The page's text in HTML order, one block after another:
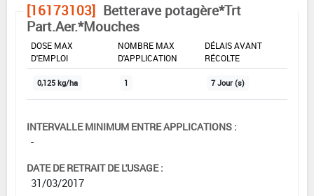
[16173103] Betterave potagère*Trt
Part.Aer.*Mouches
DOSE MAX
D'EMPLOI
NOMBRE MAX
D'APPLICATION
DÉLAIS AVANT
RÉCOLTE
0,125 kg/ha 1 7 Jour (s)
INTERVALLE MINIMUM ENTRE APPLICATIONS :
-
DATE DE RETRAIT DE L'USAGE :
31/03/2017